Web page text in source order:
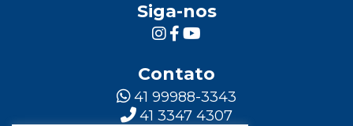
Siga-nos
Contato
41 99988-3343
41 3347 4307